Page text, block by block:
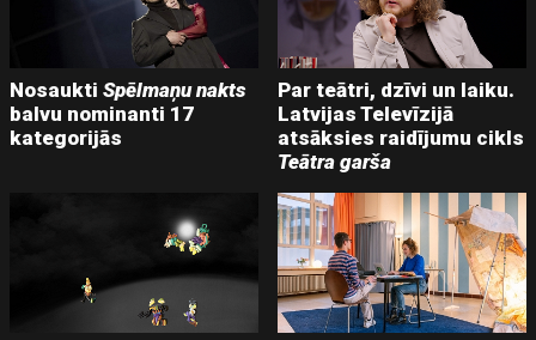
NosauktiSpēlmaņu nakts
balvu nominanti 17
kategorijās
Par teātri, dzīvi un laiku.
Latvijas Televīzijā
atsāksies raidījumu cikls
Teātra garša